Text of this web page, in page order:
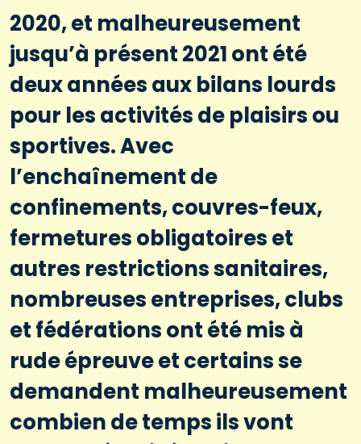
2020, et malheureusement
jusqu’à présent 2021 ont été
deux années aux bilans lourds
pour les activités de plaisirs ou
sportives. Avec
l’enchaînement de
confinements, couvres-feux,
fermetures obligatoires et
autres restrictions sanitaires,
nombreuses entreprises, clubs
et fédérations ont été mis à
rude épreuve et certains se
demandent malheureusement
combien de temps ils vont